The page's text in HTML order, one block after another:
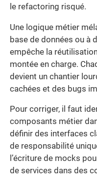
le refactoring risqué.
Une logique métier
base de données ou à
empêche la
montée en charge.
devient un chantier
cachées et des bugs
Pour corriger, il faut
composants métier
définir des interfaces
de responsabilité
l’écriture de mocks
de services dans des